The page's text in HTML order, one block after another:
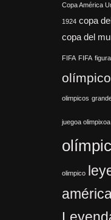
Copa América
1924 copa
copa del
FIFA FIFA
olímpico
olimpicos
juegoa olimpixoa
olimpico